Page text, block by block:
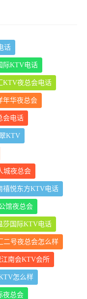
话
际KTV电话
KTV夜总会电话
年华夜总会
会电话
KTV
城夜总会
禧悦东方KTV电话
馆夜总会
莎国际KTV电话
二号夜总会怎么样
南会KTV会所
怎么样
夜总会